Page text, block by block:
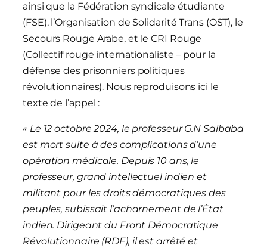
ainsi que la Fédération syndicale étudiante
(FSE), l’Organisation de Solidarité Trans (OST), le
Secours Rouge Arabe, et le CRI Rouge
(Collectif rouge internationaliste – pour la
défense des prisonniers politiques
révolutionnaires). Nous reproduisons ici le
texte de l’appel :
« Le 12 octobre 2024, le professeur G.N Saibaba
est mort suite à des complications d’une
opération médicale. Depuis 10 ans, le
professeur, grand intellectuel indien et
militant pour les droits démocratiques des
peuples, subissait l’acharnement de l’État
indien. Dirigeant du Front Démocratique
Révolutionnaire (RDF), il est arrêté et